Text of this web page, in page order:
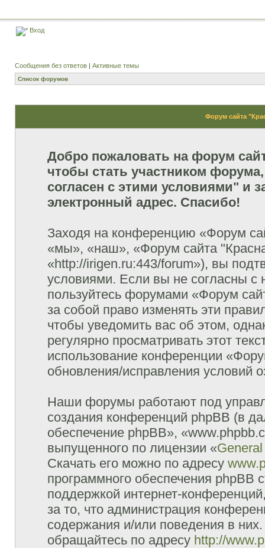
Вход
Сообщения без ответов | Активные темы
Список форумов
Форум сайта
Добро пожаловать на форум
чтобы стать участником
согласен с этими условиями" и
электронный адрес. Спасибо!
Заходя на конференцию «Форум
«мы», «наш», «Форум сайта
«http://irigen.ru:443/forum»), вы
условиями. Если вы не согласны с
пользуйтесь форумами «Форум
за собой право изменять эти
чтобы уведомить вас об этом,
регулярно просматривать этот
использование конференции
обновления/исправления условий
Наши форумы работают под
создания конференций phpBB (в
обеспечение phpBB»,
выпущенного по лицензии «
Скачать его можно по адресу
программного обеспечения phpBB
поддержкой интернет-
за то, что администрация
содержания и/или поведения в
обращайтесь по адресу http://